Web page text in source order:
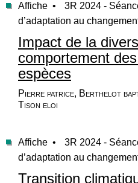
Affiche •
3R 2024 -
d’adaptation au
Impact de la
comportement
espèces
Pierre patrice, Berthelot
Tison eloi
Affiche •
3R 2024 -
d’adaptation au
Transition